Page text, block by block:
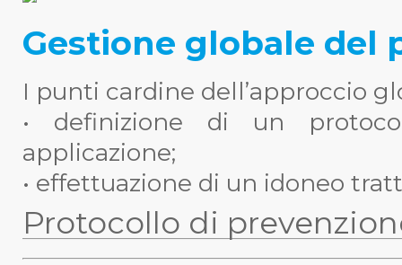
Gestione globale del
I punti cardine dell’approccio
• definizione di un
applicazione;
• effettuazione di un idoneo
Protocollo di